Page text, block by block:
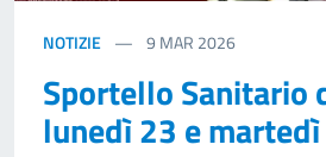
NOTIZIE 9 MAR 2026
Sportello Sanitario
lunedì 23 e